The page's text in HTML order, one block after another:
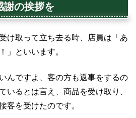
謝の挨拶を
け取って立ち去る時、店員は「あ
」といいます。
んですよ、客の方も返事をするの
いるとは言え、商品を受け取り、
客を受けたのです。